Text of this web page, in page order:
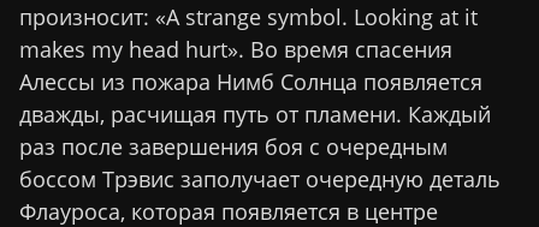
произносит: «A strange symbol. Looking at it
makes my head hurt». Во время спасения
Алессы из пожара Нимб Солнца появляется
дважды, расчищая путь от пламени. Каждый
раз после завершения боя с очередным
боссом Трэвис заполучает очередную деталь
Флауроса, которая появляется в центре